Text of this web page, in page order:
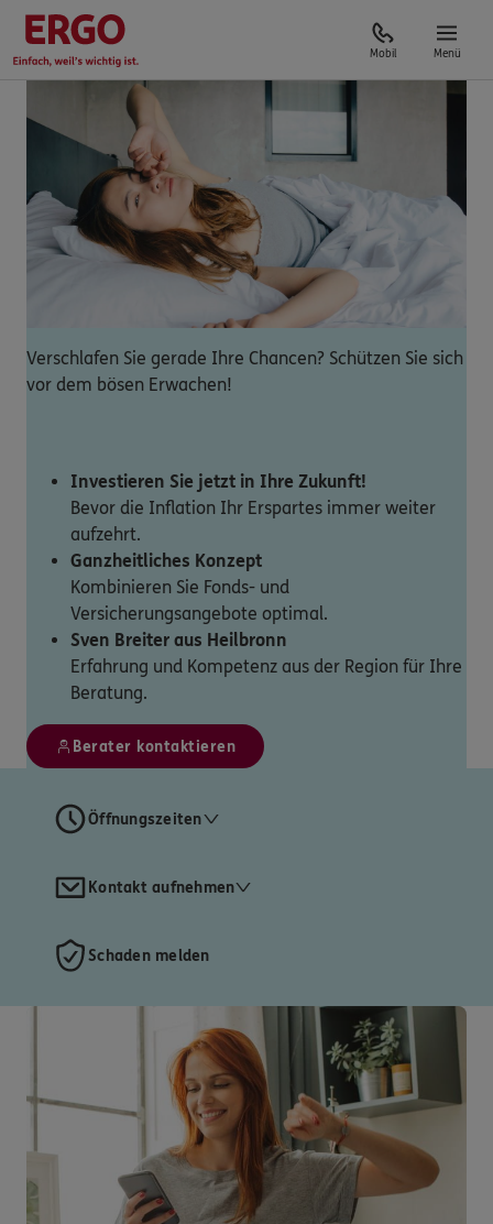
Mobil Menü
Verschlafen Sie gerade Ihre Chancen? Schützen Sie sich
vor dem bösen Erwachen!
Investieren Sie jetzt in Ihre Zukunft!
Bevor die Inflation Ihr Erspartes immer weiter
aufzehrt.
Ganzheitliches Konzept
Kombinieren Sie Fonds- und
Versicherungsangebote optimal.
Sven Breiter aus Heilbronn
Erfahrung und Kompetenz aus der Region für Ihre
Beratung.
Berater kontaktieren
Öffnungszeiten
Kontakt aufnehmen
Schaden melden